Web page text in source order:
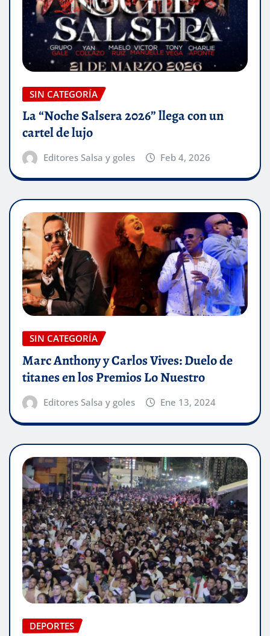
SIN CATEGORÍA
La “Noche Salsera 2026” llega con un
cartel de lujo
Editores Salsa y goles Feb 4, 2026
SIN CATEGORÍA
Marc Anthony y Carlos Vives: Duelo de
titanes en los Premios Lo Nuestro
Editores Salsa y goles Ene 13, 2024
DEPORTES